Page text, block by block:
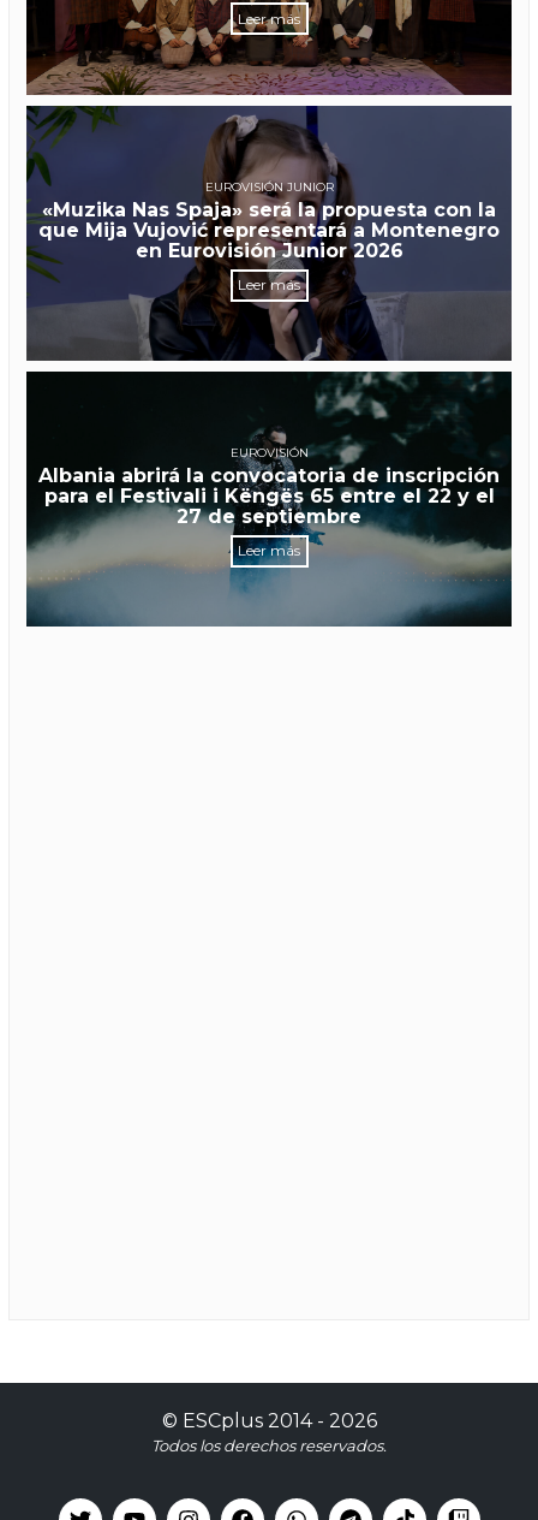
Leer más
EUROVISIÓN JUNIOR
«Muzika Nas Spaja» será la propuesta con la
que Mija Vujović representará a Montenegro
en Eurovisión Junior 2026
Leer más
EUROVISIÓN
Albania abrirá la convocatoria de inscripción
para el Festivali i Këngës 65 entre el 22 y el
27 de septiembre
Leer más
© ESCplus2014 - 2026
Todos los derechos reservados.